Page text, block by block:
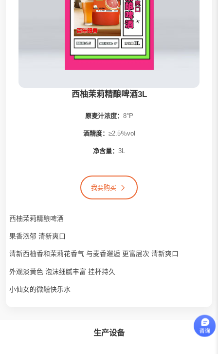
西柚茉莉精酿啤酒3L
原麦汁浓度： 8°P
酒精度： ≥2.5％vol
净含量： 3L
我要购买
西柚茉莉精酿啤酒
果香浓郁 清新爽口
清新西柚香和茉莉花香气 与麦香邂逅 更富层次 清新爽口
外观淡黄色 泡沫细腻丰富 挂杯持久
小仙女的微醺快乐水
生产设备